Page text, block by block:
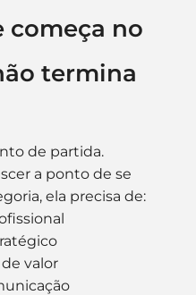
começa no
termina
de partida.
a ponto de se
ela precisa de:
valor